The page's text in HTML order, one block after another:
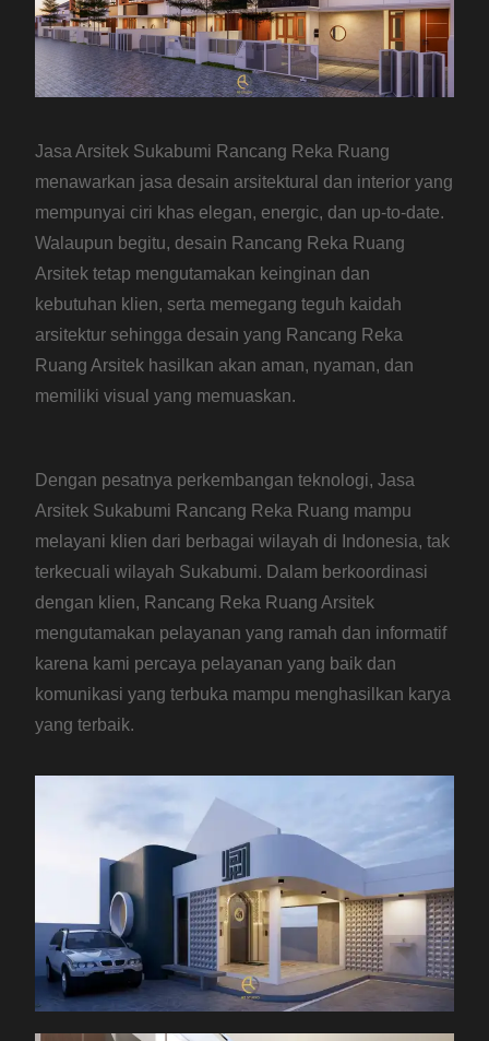
Jasa Arsitek Sukabumi Rancang Reka Ruang
menawarkan jasa desain arsitektural dan interior yang
mempunyai ciri khas elegan, energic, dan up-to-date.
Walaupun begitu, desain Rancang Reka Ruang
Arsitek tetap mengutamakan keinginan dan
kebutuhan klien, serta memegang teguh kaidah
arsitektur sehingga desain yang Rancang Reka
Ruang Arsitek hasilkan akan aman, nyaman, dan
memiliki visual yang memuaskan.
Dengan pesatnya perkembangan teknologi, Jasa
Arsitek Sukabumi Rancang Reka Ruang mampu
melayani klien dari berbagai wilayah di Indonesia, tak
terkecuali wilayah Sukabumi. Dalam berkoordinasi
dengan klien, Rancang Reka Ruang Arsitek
mengutamakan pelayanan yang ramah dan informatif
karena kami percaya pelayanan yang baik dan
komunikasi yang terbuka mampu menghasilkan karya
yang terbaik.